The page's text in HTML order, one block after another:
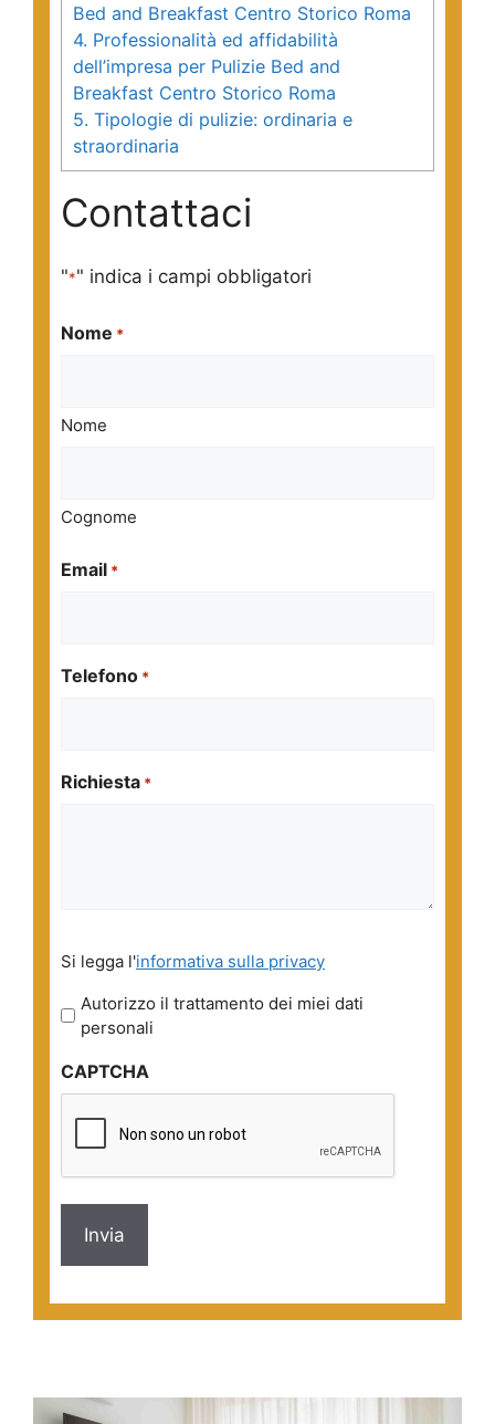
Bed and Breakfast Centro Storico Roma
4. Professionalità ed affidabilità
dell’impresa per Pulizie Bed and
Breakfast Centro Storico Roma
5. Tipologie di pulizie: ordinaria e
straordinaria
Contattaci
"*" indica i campi obbligatori
Nome *
Nome
Cognome
Email *
Telefono *
Richiesta *
legga
l'informativa
sulla
*
Si legga l'informativa sulla privacy
Autorizzo il trattamento dei miei dati
personali
CAPTCHA